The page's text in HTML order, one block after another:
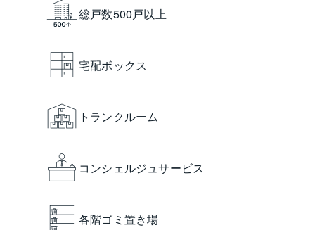
総戸数500戸以上
宅配ボックス
トランクルーム
コンシェルジュサービス
各階ゴミ置き場